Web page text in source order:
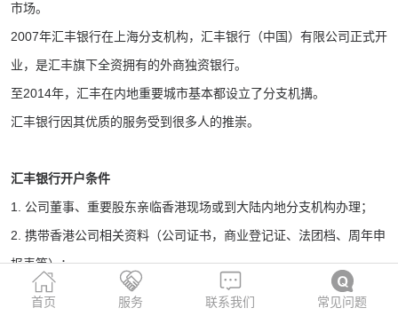
市场。
2007年汇丰银行在上海分支机构，汇丰银行（中国）有限公司正式开
业，是汇丰旗下全资拥有的外商独资银行。
至2014年，汇丰在内地重要城市基本都设立了分支机搆。
汇丰银行因其优质的服务受到很多人的推崇。
汇丰银行开户条件
1. 公司董事、重要股东亲临香港现场或到大陆内地分支机构办理；
2. 携带香港公司相关资料（公司证书，商业登记证、法团档、周年申
报表等）；
3. 董事、股东身份资料；
首页 服务 联系我们 常见问题